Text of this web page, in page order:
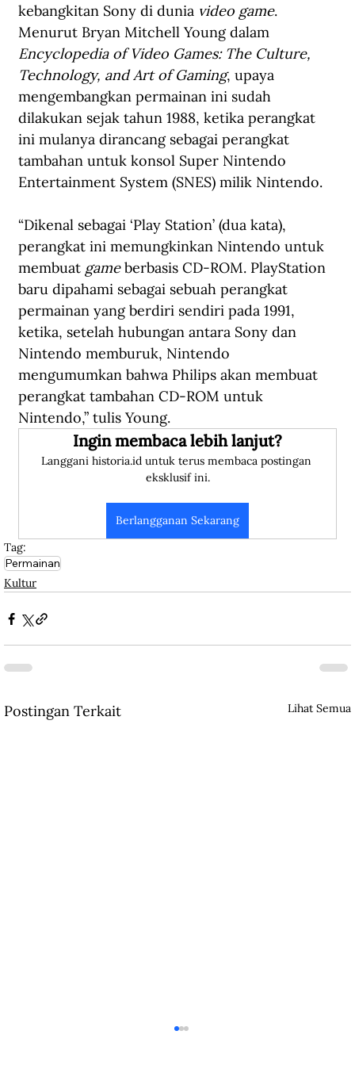
kebangkitan Sony di dunia video game.
Menurut Bryan Mitchell Young dalam
Encyclopedia of Video Games: The Culture,
Technology, and Art of Gaming, upaya
mengembangkan permainan ini sudah
dilakukan sejak tahun 1988, ketika perangkat
ini mulanya dirancang sebagai perangkat
tambahan untuk konsol Super Nintendo
Entertainment System (SNES) milik Nintendo.
“Dikenal sebagai ‘Play Station’ (dua kata),
perangkat ini memungkinkan Nintendo untuk
membuat game berbasis CD-ROM. PlayStation
baru dipahami sebagai sebuah perangkat
permainan yang berdiri sendiri pada 1991,
ketika, setelah hubungan antara Sony dan
Nintendo memburuk, Nintendo
mengumumkan bahwa Philips akan membuat
perangkat tambahan CD-ROM untuk
Nintendo,” tulis Young.
Ingin membaca lebih lanjut?
Langgani historia.id untuk terus membaca postingan
eksklusif ini.
Berlangganan Sekarang
Tag:
Permainan
Kultur
Postingan Terkait Lihat Semua